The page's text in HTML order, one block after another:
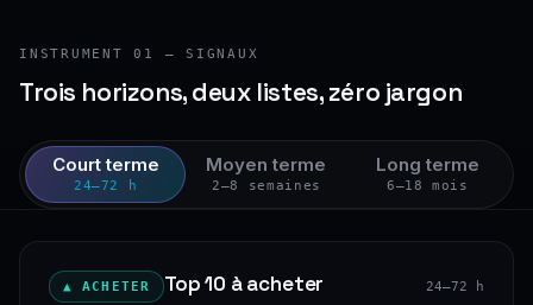
INSTRUMENT 01 — SIGNAUX
Trois horizons, deux listes, zéro jargon
Court terme
24–72 h
Moyen terme
2–8 semaines
Long terme
6–18 mois
▲ ACHETER Top 10 à acheter 24–72 h